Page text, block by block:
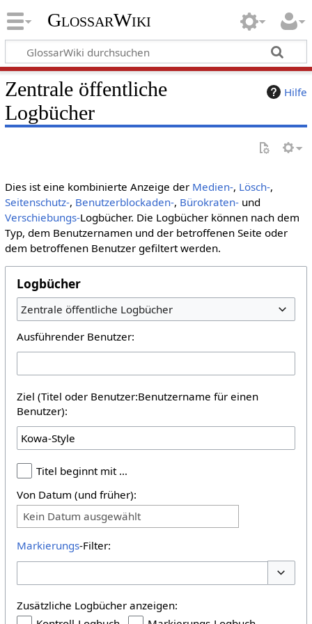
GlossarWiki
Hilfe
Zentrale öffentliche
Logbücher
Dies ist eine kombinierte Anzeige der Medien-, Lösch-,
Seitenschutz-, Benutzerblockaden-, Bürokraten-und
Verschiebungs-Logbücher. Die Logbücher können nach dem
Typ, dem Benutzernamen und der betroffenen Seite oder
dem betroffenen Benutzer gefiltert werden.
Logbücher
Zentrale öffentliche Logbücher
Ausführender Benutzer:
Ziel (Titel oder Benutzer:Benutzername für einen
Benutzer):
Titel beginnt mit …
Von Datum (und früher):
Kein Datum ausgewählt
Markierungs-Filter:
Zusätzliche Logbücher anzeigen: